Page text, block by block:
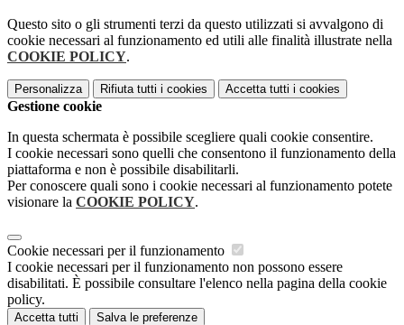
Questo sito o gli strumenti terzi da questo utilizzati si avvalgono di
cookie necessari al funzionamento ed utili alle finalità illustrate nella
COOKIE POLICY.
Personalizza Rifiuta tutti i cookies Accetta tutti i cookies
Gestione cookie
In questa schermata è possibile scegliere quali cookie consentire.
I cookie necessari sono quelli che consentono il funzionamento della
piattaforma e non è possibile disabilitarli.
Per conoscere quali sono i cookie necessari al funzionamento potete
visionare la COOKIE POLICY.
Cookie necessari per il funzionamento
I cookie necessari per il funzionamento non possono essere
disabilitati. È possibile consultare l'elenco nella pagina della cookie
policy.
Accetta tutti Salva le preferenze